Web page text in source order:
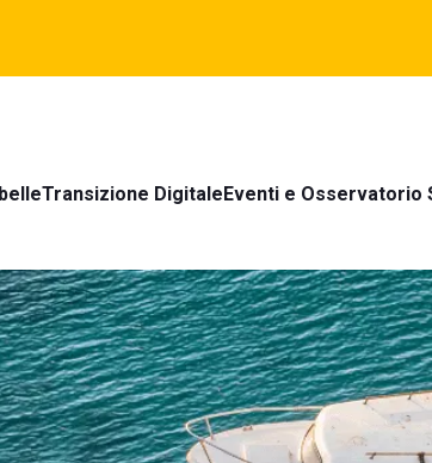
Transizione DigitaleEventi e Osservatorio